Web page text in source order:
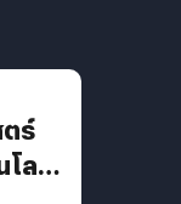
ตร์
โลยี